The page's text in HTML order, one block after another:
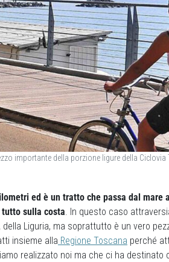
importante della porzione ligure della Ciclovia
ed è un tratto che passa dal mare
sulla costa. In questo caso
Liguria, ma soprattutto è un vero
insieme alla Regione Toscana perché
realizzato noi ma che ci ha destinato